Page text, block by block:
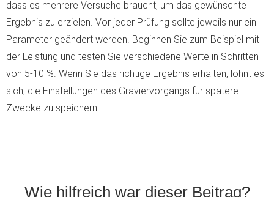
dass es mehrere Versuche braucht, um das gewünschte
Ergebnis zu erzielen. Vor jeder Prüfung sollte jeweils nur ein
Parameter geändert werden. Beginnen Sie zum Beispiel mit
der Leistung und testen Sie verschiedene Werte in Schritten
von 5-10 %. Wenn Sie das richtige Ergebnis erhalten, lohnt es
sich, die Einstellungen des Graviervorgangs für spätere
Zwecke zu speichern.
Wie hilfreich war dieser Beitrag?